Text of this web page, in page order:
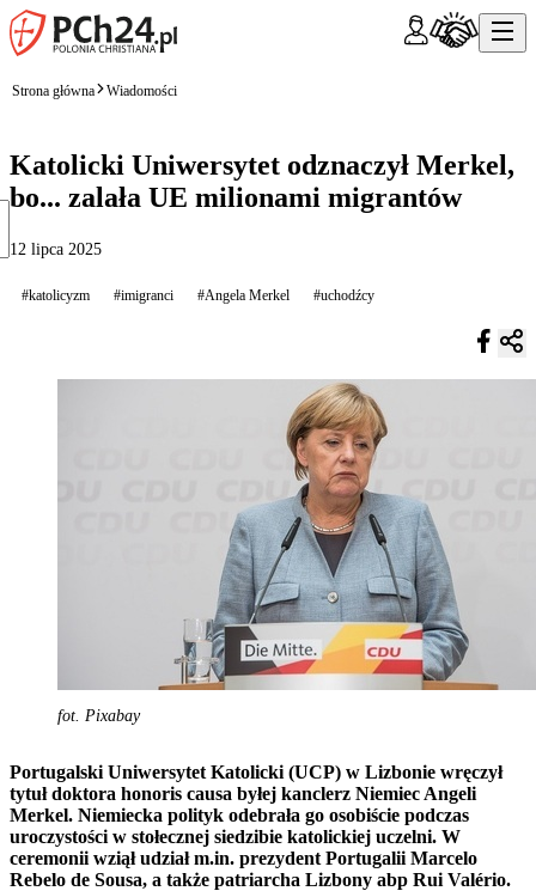
Strona główna Wiadomości
Katolicki Uniwersytet odznaczył Merkel,
bo... zalała UE milionami migrantów
12 lipca 2025
#katolicyzm #imigranci #Angela Merkel #uchodźcy
fot. Pixabay
Portugalski Uniwersytet Katolicki (UCP) w Lizbonie wręczył
tytuł doktora honoris causa byłej kanclerz Niemiec Angeli
Merkel. Niemiecka polityk odebrała go osobiście podczas
uroczystości w stołecznej siedzibie katolickiej uczelni. W
ceremonii wziął udział m.in. prezydent Portugalii Marcelo
Rebelo de Sousa, a także patriarcha Lizbony abp Rui Valério.